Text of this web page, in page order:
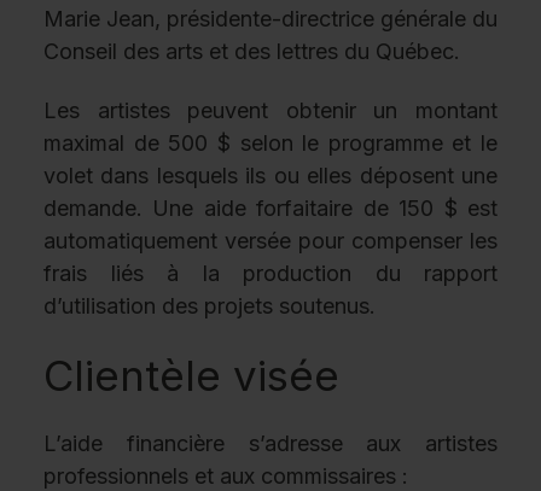
Marie Jean, présidente-directrice générale du
Conseil des arts et des lettres du Québec.
Les artistes peuvent obtenir un montant
maximal de 500 $ selon le programme et le
volet dans lesquels ils ou elles déposent une
demande. Une aide forfaitaire de 150 $ est
automatiquement versée pour compenser les
frais liés à la production du rapport
d’utilisation des projets soutenus.
Clientèle visée
L’aide financière s’adresse aux artistes
professionnels et aux commissaires :